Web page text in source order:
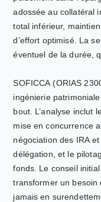
adossée au collatéral
total inférieur,
d’effort optimisé. La
éventuel de la durée,
SOFICCA (ORIAS
ingénierie
bout. L’analyse inclut
mise en concurrence
négociation des IRA
délégation, et le
fonds. Le conseil
transformer un besoin
jamais en